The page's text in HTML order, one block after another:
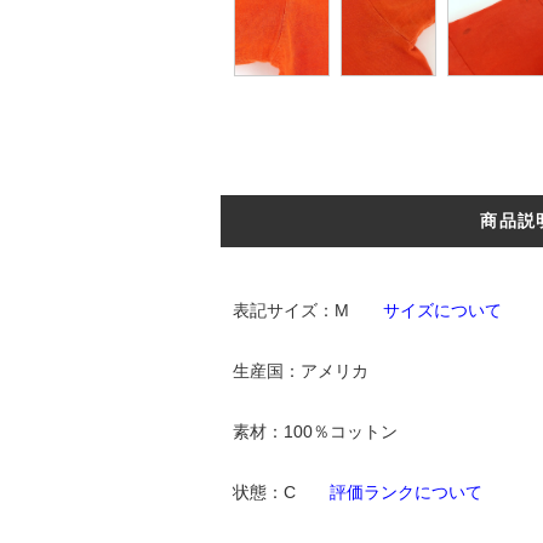
商品説
表記サイズ：M サイズについて
生産国：アメリカ
素材：100％コットン
状態：C 評価ランクについて